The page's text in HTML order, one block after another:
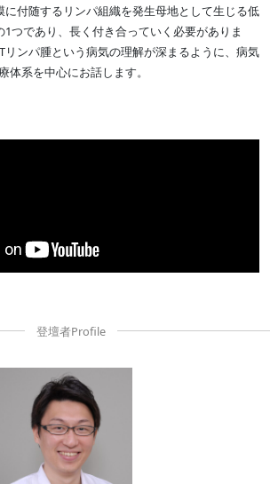
に付随するリンパ組織を発生母地として生じる低
つであり、長く付き合っていく必要がありま
リンパ腫という病気の理解が深まるように、病気
体系を中心にお話します。